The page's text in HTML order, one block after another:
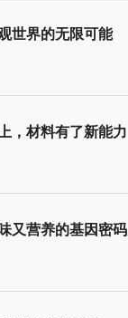
世界的无限可能
，材料有了新能力
又营养的基因密码